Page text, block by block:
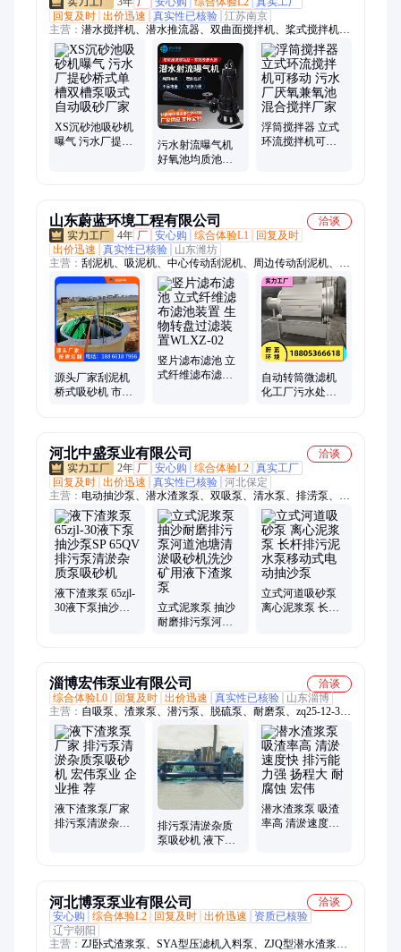
回复及时 出价迅速 真实性已核验 江苏南京
主营： 潜水搅拌机、潜水推流器、双曲面搅拌机、桨式搅拌机、
框式搅拌机、立轴水翼搅拌机、立式环流搅拌机、污泥回流泵、
潜水离心曝气机、潜水射流曝气机、管道混合器、回转式格栅、
回转耙式格栅、中心传动刮泥机、中心垂架吸泥机、周边传动刮
泥机、周边传动桥式吸泥机、中心传动污泥浓缩机、单管刮吸泥
机、虹吸式吸泥机、旋转式滗水器、旋流沉砂器、砂水分离器、
无轴螺旋输送机、电动泥斗
XS沉砂池吸砂机
曝气 污水厂提砂
污水射流曝气机
好氧池均质池调
浮筒搅拌器 立式
环流搅拌机可移
山东蔚蓝环境工程有限公司
洽谈
4年 厂 安心购 综合体验L1
回复及时
出价迅速
真实性已核验
山东潍坊
主营： 刮泥机、吸泥机、中心传动刮泥机、周边传动刮泥机、行
车式刮泥机、虹吸式刮泥机、桥式吸砂机、机械格栅、格栅除污
机、格栅清污机、内进流网版格栅除污机、反捞式格栅除污机、
钢丝绳格栅除污机、回转式格栅机、滤布滤池、纤维转盘过滤
器、转鼓精密过滤器、微滤机、循环式格栅机、桁架式刮泥机、
链条式刮泥机、提耙式刮泥机、刮吸泥机、全桥式刮泥机、耙齿
式格栅机
源头厂家刮泥机
桥式吸砂机 市政
竖片滤布滤池 立
式纤维滤布滤池
自动转筒微滤机
化工厂污水处理
河北中盛泵业有限公司
洽谈
2年 厂 安心购 综合体验L2 真实工厂
回复及时 出价迅速 真实性已核验 河北保定
主营： 电动抽沙泵、潜水渣浆泵、双吸泵、清水泵、排涝泵、排
污泵、压滤机入料泵、管道泵、柴油机泵
液下渣浆泵 65zjl-
30液下泵抽沙泵
立式泥浆泵 抽沙
耐磨排污泵河道
立式河道吸砂泵
离心泥浆泵 长杆
淄博宏伟泵业有限公司
洽谈
综合体验L0
回复及时 出价迅速 真实性已核验
山东淄博
主营： 自吸泵、渣浆泵、潜污泵、脱硫泵、耐磨泵、zq25-12-3、
真空泵、离心泵、吸污车、排污泵、yw液下泵、非标定制、污
水液下、淬火工艺、吸粪车泵、污水电泵、宏伟泵业、排污通
过、泵业合格、qw潜污电泵、定做尺寸全、制作吸粪泵、绞龙
抽粪泵、液下化工泵、吸粪泵真空
液下渣浆泵厂家
排污泵清淤杂质
排污泵清淤杂质
泵吸砂机 液下渣
潜水渣浆泵 吸渣
率高 清淤速度快
河北博泵泵业有限公司
洽谈
安心购
综合体验L2 回复及时 出价迅速
资质已核验
辽宁朝阳
主营： ZJ卧式渣浆泵、SYA型压滤机入料泵、ZJQ型潜水渣浆